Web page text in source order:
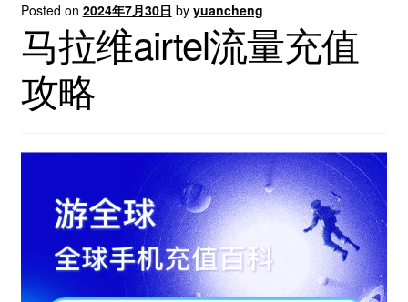
Posted on 2024年7月30日 by yuancheng
马拉维airtel流量充值
攻略